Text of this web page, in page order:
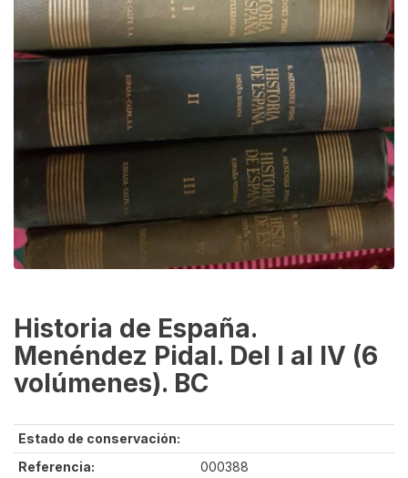
Historia de España.
Menéndez Pidal. Del I al IV (6
volúmenes). BC
Estado de conservación:
Referencia:
000388